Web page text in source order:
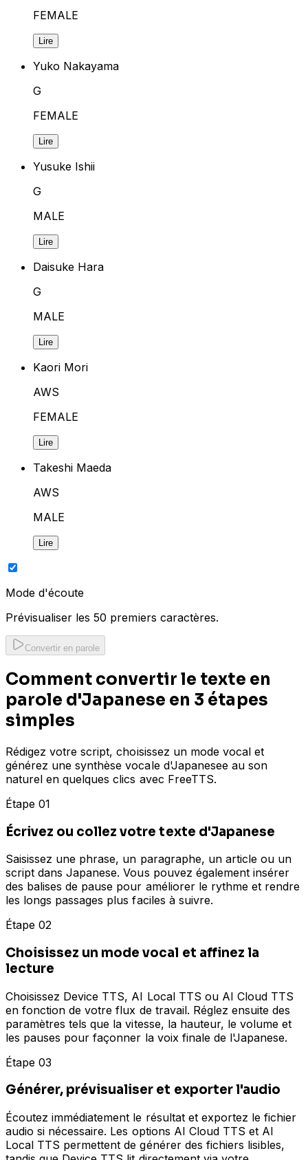
FEMALE
Lire
Yuko Nakayama
G
FEMALE
Lire
Yusuke Ishii
G
MALE
Lire
Daisuke Hara
G
MALE
Lire
Kaori Mori
AWS
FEMALE
Lire
Takeshi Maeda
AWS
MALE
Lire
Mode d'écoute
Prévisualiser les 50 premiers caractères.
Convertir en parole
Comment convertir le texte en
parole d'Japanese en 3 étapes
simples
Rédigez votre script, choisissez un mode vocal et
générez une synthèse vocale d'Japanesee au son
naturel en quelques clics avec FreeTTS.
Étape 01
Écrivez ou collez votre texte d'Japanese
Saisissez une phrase, un paragraphe, un article ou un
script dans Japanese. Vous pouvez également insérer
des balises de pause pour améliorer le rythme et rendre
les longs passages plus faciles à suivre.
Étape 02
Choisissez un mode vocal et affinez la
lecture
Choisissez Device TTS, AI Local TTS ou AI Cloud TTS
en fonction de votre flux de travail. Réglez ensuite des
paramètres tels que la vitesse, la hauteur, le volume et
les pauses pour façonner la voix finale de l'Japanese.
Étape 03
Générer, prévisualiser et exporter l'audio
Écoutez immédiatement le résultat et exportez le fichier
audio si nécessaire. Les options AI Cloud TTS et AI
Local TTS permettent de générer des fichiers lisibles,